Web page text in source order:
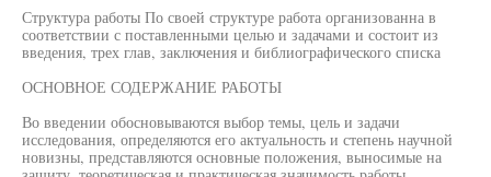
Структура работы По своей структуре работа организованна в
соответствии с поставленными целью и задачами и состоит из
введения, трех глав, заключения и библиографического списка
ОСНОВНОЕ СОДЕРЖАНИЕ РАБОТЫ
Во введении обосновываются выбор темы, цель и задачи
исследования, определяются его актуальность и степень научной
новизны, представляются основные положения, выносимые на